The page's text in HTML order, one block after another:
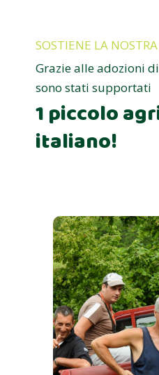
SOSTIENE LA
Grazie alle adozioni
sono stati supportati
1 piccolo
italiano!